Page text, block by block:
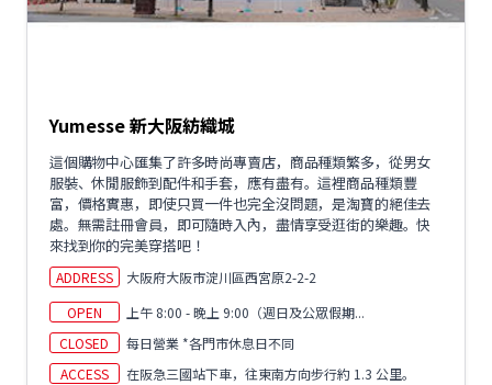
Yumesse 新大阪紡織城
這個購物中心匯集了許多時尚專賣店，商品種類繁多，從男女
服裝、休閒服飾到配件和手套，應有盡有。這裡商品種類豐
富，價格實惠，即使只買一件也完全沒問題，是淘寶的絕佳去
處。無需註冊會員，即可隨時入內，盡情享受逛街的樂趣。快
來找到你的完美穿搭吧！
ADDRESS
大阪府大阪市淀川區西宮原2-2-2
OPEN
上午 8:00 - 晚上 9:00（週日及公眾假期...
CLOSED
每日營業 *各門市休息日不同
ACCESS
在阪急三國站下車，往東南方向步行約 1.3 公里。